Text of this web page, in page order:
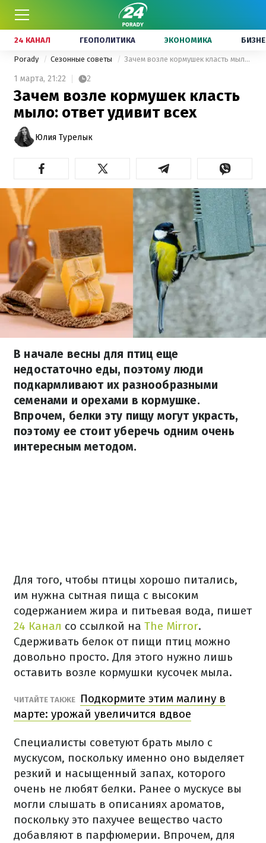
24 КАНАЛ ГЕОПОЛИТИКА ЭКОНОМИКА
Porady Сезонные советы Зачем возле кормушек класть мыло: ответ удивит всех
1 марта, 21:22 2
Зачем возле кормушек класть
мыло: ответ удивит всех
Юлия Турелык
В начале весны для птиц еще
недостаточно еды, поэтому люди
подкармливают их разнообразными
семенами и орехами в кормушке.
Впрочем, белки эту пищу могут украсть,
поэтому ее стоит уберечь одним очень
интересным методом.
Для того, чтобы птицы хорошо питались,
им нужна сытная пища с высоким
содержанием жира и питьевая вода, пишет
24 Канал со ссылкой на The Mirror.
Сдерживать белок от пищи птиц можно
довольно просто. Для этого нужно лишь
оставить возле кормушки кусочек мыла.
ЧИТАЙТЕ ТАКЖЕ
Подкормите этим малину в
марте: урожай увеличится вдвое
Специалисты советуют брать мыло с
мускусом, поскольку именно оно выделяет
резкий и насыщенный запах, которого
очень не любят белки. Ранее о мускусе вы
могли слышать в описаниях ароматов,
поскольку это пахучее вещество часто
добавляют в парфюмерии. Впрочем, для